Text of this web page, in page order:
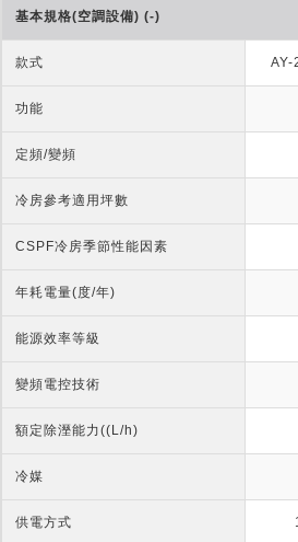
基本規格(空調設備) (-)
款式 AY-
功能
定頻/變頻
冷房參考適用坪數
CSPF冷房季節性能因素
年耗電量(度/年)
能源效率等級
變頻電控技術
額定除溼能力((L/h)
冷媒
供電方式